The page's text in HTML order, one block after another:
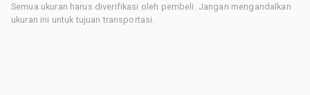
Semua ukuran harus diverifikasi oleh pembeli. Jangan mengandalkan
ukuran ini untuk tujuan transportasi.